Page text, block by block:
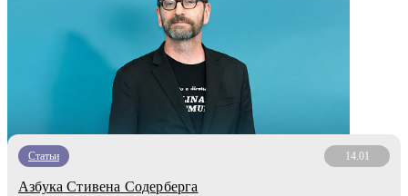
Статьи 14.01
Азбука Стивена Содерберга